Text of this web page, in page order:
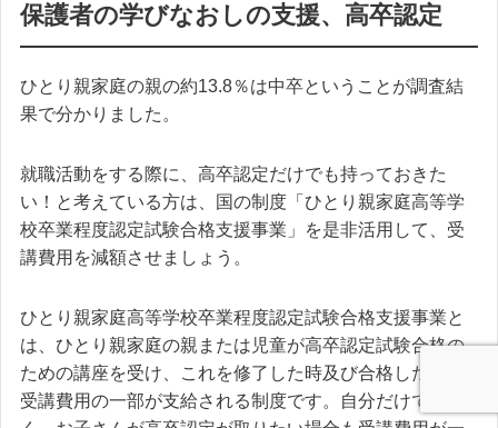
保護者の学びなおしの支援、高卒認定
ひとり親家庭の親の約13.8％は中卒ということが調査結
果で分かりました。
就職活動をする際に、高卒認定だけでも持っておきた
い！と考えている方は、国の制度「ひとり親家庭高等学
校卒業程度認定試験合格支援事業」を是非活用して、受
講費用を減額させましょう。
ひとり親家庭高等学校卒業程度認定試験合格支援事業と
は、ひとり親家庭の親または児童が高卒認定試験合格の
ための講座を受け、これを修了した時及び合格した時に
受講費用の一部が支給される制度です。自分だけではな